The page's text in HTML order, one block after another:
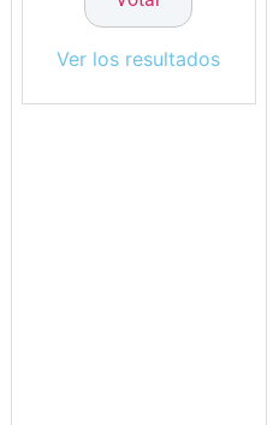
Ver los resultados